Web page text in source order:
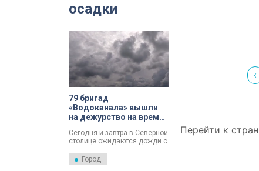
осадки
79 бригад
«Водоканала» вышли
на дежурство на время
Петербурге
Сегодня и завтра в Северной
столице ожидаются дожди с
метров в секунду. На время
непогоды на дежурство
Город
‹
Перейти к